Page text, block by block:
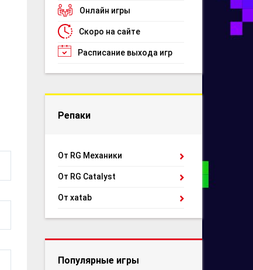
Онлайн игры
Скоро на сайте
Расписание выхода игр
Репаки
От RG Механики
От RG Catalyst
От xatab
Популярные игры